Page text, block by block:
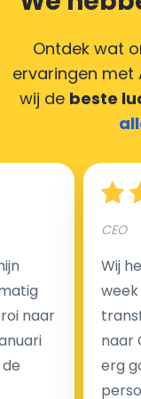
Deze situatie is
creditcards.
maken door uw
zorgen ervoor
Hoeveel kost
Een van de meest
luchthaventaxi's is
tegenstelling tot
brengen wij u
nachtrit.
We hebben
Ontdek wat
ervaringen met
wij de beste
naar
CEO
Wij
naar
erg